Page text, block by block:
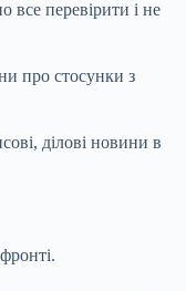
все перевірити і не
про стосунки з
ділові новини в